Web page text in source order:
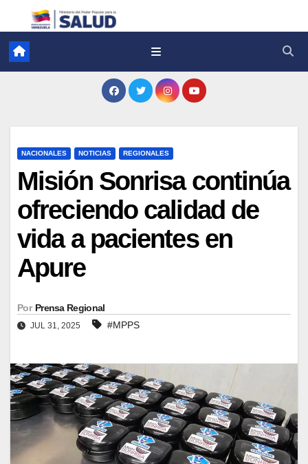
NACIONALES NOTICIAS REGIONALES
Misión Sonrisa continúa
ofreciendo calidad de
vida a pacientes en
Apure
Por Prensa Regional
JUL 31, 2025 #MPPS